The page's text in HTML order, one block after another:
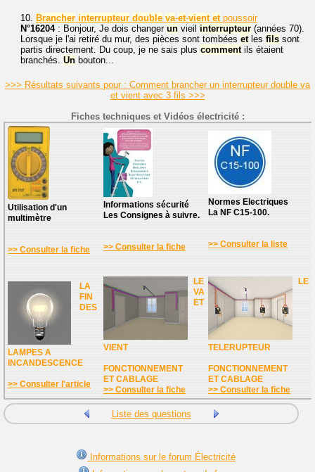
10. Brancher interrupteur double va-et-vient etpoussoir
N°16204: Bonjour, Je dois changer un vieil interrupteur (années 70).
Lorsque je l'ai retiré du mur, des pièces sont tombées etles fils sont
partis directement. Du coup, je ne sais plus commentils étaient
branchés. Un bouton...
>>> Résultats suivants pour : Comment brancher un interrupteur double va
et vient avec 3 fils >>>
Fiches techniques et Vidéos électricité :
Utilisation d'un
multimètre
>> Consulter la fiche
Informations sécurité
Les Consignes à suivre.
>> Consulter la fiche
Normes Electriques
La NF C15-100.
>> Consulter la liste
LA
FIN
DES
LAMPES A
INCANDESCENCE
>> Consulter l'article
LE
VA
ET
VIENT
FONCTIONNEMENT
ET CABLAGE
>> Consulter la fiche
LE
TELERUPTEUR
FONCTIONNEMENT
ET CABLAGE
>> Consulter la fiche
Liste des questions
Informations sur le forum Électricité